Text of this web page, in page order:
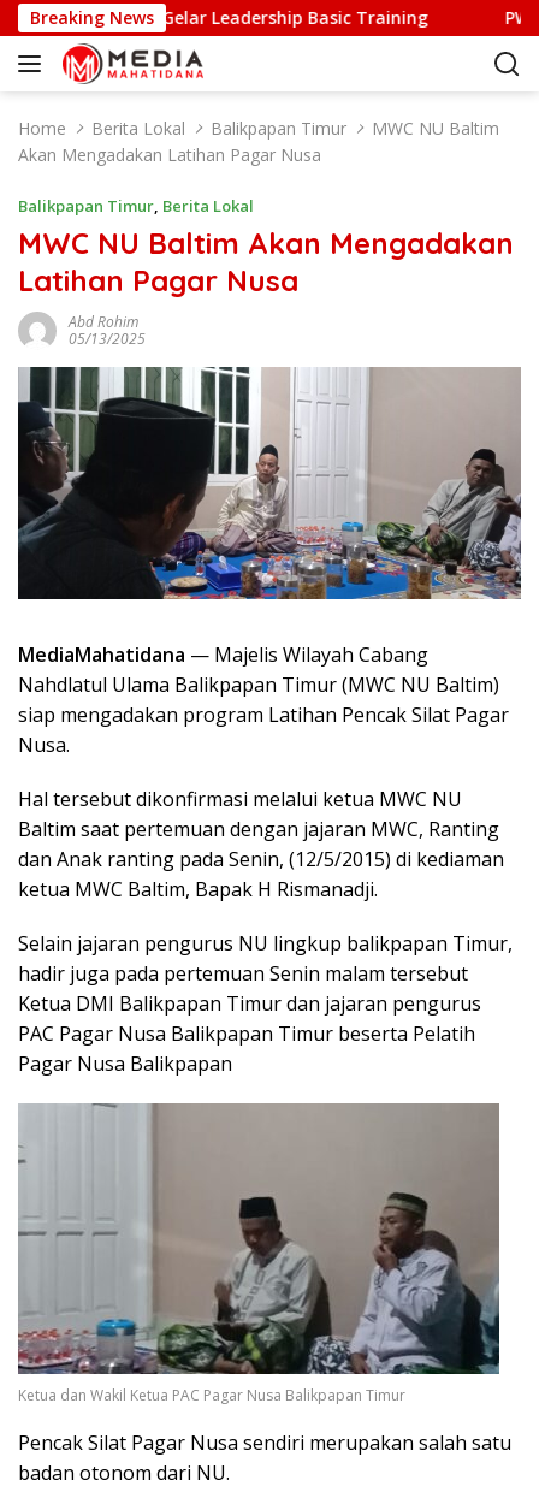
k
Breaking NewsGelar Leadership Basic Training PW PII
Home Berita Lokal Balikpapan Timur
MWC NU Baltim
Akan Mengadakan Latihan Pagar Nusa
Balikpapan Timur, Berita Lokal
MWC NU Baltim Akan Mengadakan
Latihan Pagar Nusa
Abd Rohim
05/13/2025
MediaMahatidana — Majelis Wilayah Cabang
Nahdlatul Ulama Balikpapan Timur (MWC NU Baltim)
siap mengadakan program Latihan Pencak Silat Pagar
Nusa.
Hal tersebut dikonfirmasi melalui ketua MWC NU
Baltim saat pertemuan dengan jajaran MWC, Ranting
dan Anak ranting pada Senin, (12/5/2015) di kediaman
ketua MWC Baltim, Bapak H Rismanadji.
Selain jajaran pengurus NU lingkup balikpapan Timur,
hadir juga pada pertemuan Senin malam tersebut
Ketua DMI Balikpapan Timur dan jajaran pengurus
PAC Pagar Nusa Balikpapan Timur beserta Pelatih
Pagar Nusa Balikpapan
Ketua dan Wakil Ketua PAC Pagar Nusa Balikpapan Timur
Pencak Silat Pagar Nusa sendiri merupakan salah satu
badan otonom dari NU.